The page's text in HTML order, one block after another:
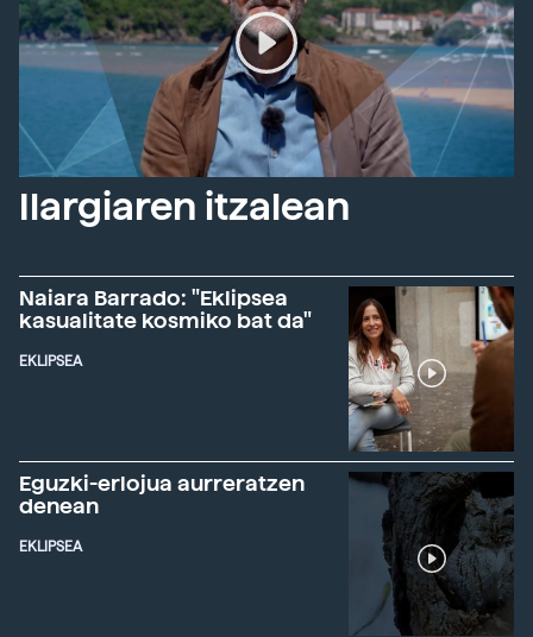
Ilargiaren itzalean
Naiara Barrado: "Eklipsea
kasualitate kosmiko bat da"
EKLIPSEA
Eguzki-erlojua aurreratzen
denean
EKLIPSEA